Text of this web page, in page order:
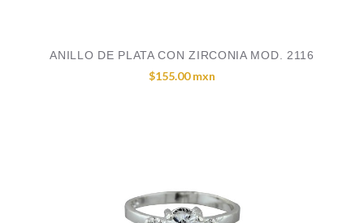
ANILLO DE PLATA CON ZIRCONIA MOD. 2116
$155.00 mxn